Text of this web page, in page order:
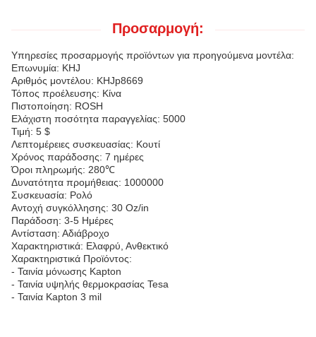
Προσαρμογή:
Υπηρεσίες προσαρμογής προϊόντων για προηγούμενα μοντέλα:
Επωνυμία: KHJ
Αριθμός μοντέλου: KHJp8669
Τόπος προέλευσης: Κίνα
Πιστοποίηση: ROSH
Ελάχιστη ποσότητα παραγγελίας: 5000
Τιμή: 5 $
Λεπτομέρειες συσκευασίας: Κουτί
Χρόνος παράδοσης: 7 ημέρες
Όροι πληρωμής: 280℃
Δυνατότητα προμήθειας: 1000000
Συσκευασία: Ρολό
Αντοχή συγκόλλησης: 30 Oz/in
Παράδοση: 3-5 Ημέρες
Αντίσταση: Αδιάβροχο
Χαρακτηριστικά: Ελαφρύ, Ανθεκτικό
Χαρακτηριστικά Προϊόντος:
- Ταινία μόνωσης Kapton
- Ταινία υψηλής θερμοκρασίας Tesa
- Ταινία Kapton 3 mil